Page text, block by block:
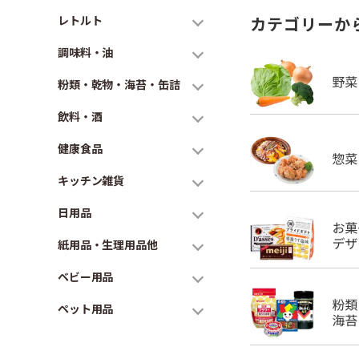
レトルト
調味料・油
粉類・乾物・海苔・缶詰
飲料・酒
健康食品
キッチン雑貨
日用品
紙用品・生理用品他
ベビー用品
ペット用品
カテゴリーか